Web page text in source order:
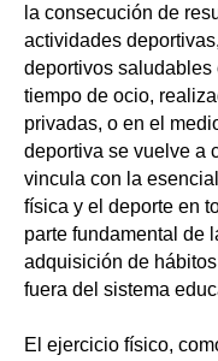
la consecución de
actividades
deportivos saludables
tiempo de ocio,
privadas, o en el
deportiva se vuelve a
vincula con la
física y el deporte en
parte fundamental de
adquisición de
fuera del sistema
El ejercicio físico,